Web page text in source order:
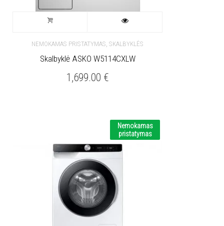
NEMOKAMAS PRISTATYMAS, SKALBYKLĖS
Skalbyklė ASKO W5114CXLW
1,699.00 €
Nemokamas
pristatymas